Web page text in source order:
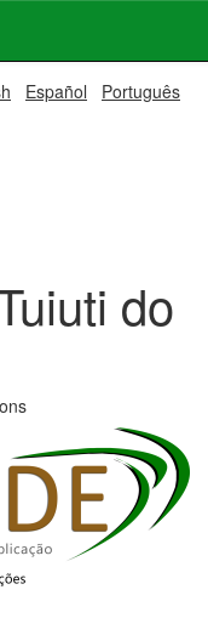
Español Português
do